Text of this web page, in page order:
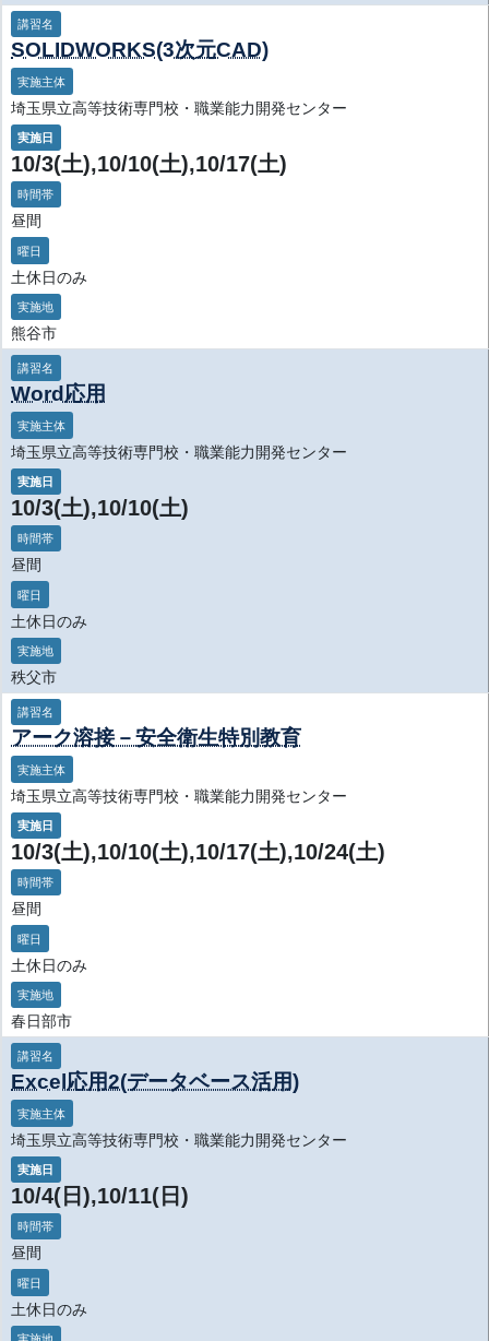
講習名
SOLIDWORKS(3次元CAD)
実施主体
埼玉県立高等技術専門校・職業能力開発センター
実施日
10/3(土),10/10(土),10/17(土)
時間帯
昼間
曜日
土休日のみ
実施地
熊谷市
講習名
Word応用
実施主体
埼玉県立高等技術専門校・職業能力開発センター
実施日
10/3(土),10/10(土)
時間帯
昼間
曜日
土休日のみ
実施地
秩父市
講習名
アーク溶接－安全衛生特別教育
実施主体
埼玉県立高等技術専門校・職業能力開発センター
実施日
10/3(土),10/10(土),10/17(土),10/24(土)
時間帯
昼間
曜日
土休日のみ
実施地
春日部市
講習名
Excel応用2(データベース活用)
実施主体
埼玉県立高等技術専門校・職業能力開発センター
実施日
10/4(日),10/11(日)
時間帯
昼間
曜日
土休日のみ